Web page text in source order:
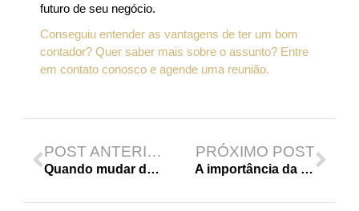
futuro de seu negócio.
Conseguiu entender as vantagens de ter um bom
contador? Quer saber mais sobre o assunto? Entre
em contato conosco e agende uma reunião.
POST ANTERIOR
Quando mudar de regime tributário?
PRÓXIMO POST
A importância da controladoria para as empresas